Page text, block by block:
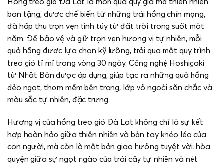
ban tặng, được chế biến từ những trái hồng chín mọng,
đã hấp thụ trọn vẹn tinh túy từ đất trời trong suốt một
năm. Để bảo vệ và giữ trọn vẹn hương vị tự nhiên, mỗi
quả hồng được lựa chọn kỹ lưỡng, trải qua một quy trình
treo gió tỉ mỉ trong vòng 30 ngày. Công nghệ Hoshigaki
từ Nhật Bản được áp dụng, giúp tạo ra những quả hồng
dẻo ngọt, thơm mềm bên trong, lớp vỏ ngoài săn chắc và
màu sắc tự nhiên, đặc trưng.
Hương vị của hồng treo gió Đà Lạt không chỉ là sự kết
hợp hoàn hảo giữa thiên nhiên và bàn tay khéo léo của
con người, mà còn là một bản giao hưởng tuyệt vời, hòa
quyện giữa sự ngọt ngào của trái cây tự nhiên và nét